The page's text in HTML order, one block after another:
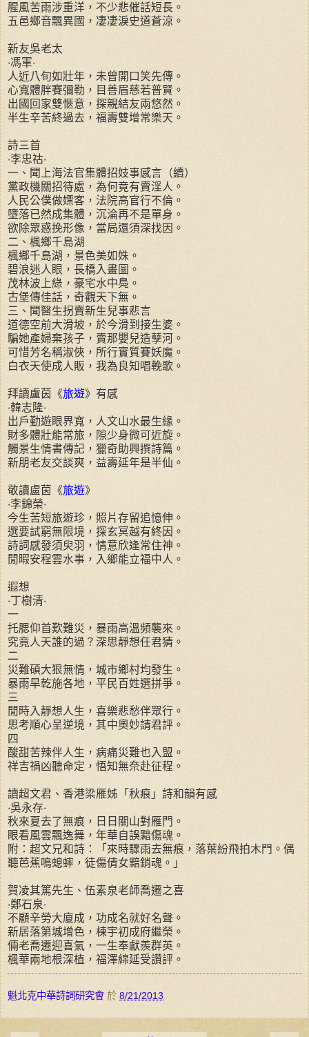
腥風苦雨涉重洋，不少悲催話短長。
五邑鄉音飄異國，凄凄淚史道蒼涼。
新友吳老太
‧馮軍‧
人近八旬如壯年，未曾開口笑先傳。
心寬體胖賽彌勒，目善眉慈若普賢。
出國回家雙愜意，探親結友兩悠然。
半生辛苦終過去，福壽雙增常樂天。
詩三首
‧李忠祜‧
一、聞上海法官集體招妓事感言（續）
黨政機關招待處，為何竟有賣淫人。
人民公僕做嫖客，法院高官行不倫。
墮落已然成集體，沉淪再不是單身。
欲除眾惑挽形像，當局還須深找因。
二、楓鄉千島湖
楓鄉千島湖，景色美如姝。
碧浪迷人眼，長橋入畫圖。
茂林波上綠，豪宅水中鳧。
古堡傳佳話，奇觀天下無。
三、聞醫生拐賣新生兒事悲言
道德空前大滑坡，於今滑到接生婆。
騙她產婦棄孩子，賣那嬰兒造孽河。
可惜芳名稱淑俠，所行實質賽妖魔。
白衣天使成人販，我為良知唱輓歌。
拜讀盧茵《旅遊》有感
‧韓志隆‧
出戶勤遊眼界寬，人文山水最生緣。
財多體壯能常旅，隙少身微可近旋。
觸景生情書傳記，獵奇助興撰詩篇。
新朋老友交談爽，益壽延年是半仙。
敬讀盧茵《旅遊》
‧李錦榮‧
今生苦短旅遊珍，照片存留追憶伸。
選要試窮無限境，探玄冥越有終因。
詩詞感發須臾羽，情意欣逢常住神。
閒暇安程雲水事，入鄉能立福中人。
遐想
‧丁樹清‧
一
托腮仰首歎難災，暴雨高溫頻襲來。
究竟人天誰的過？深思靜想任君猜。
二
災難碩大狠無情，城市鄉村均發生。
暴雨旱乾施各地，平民百姓選拼爭。
三
閒時入靜想人生，喜樂悲愁伴眾行。
思考順心呈逆境，其中奧妙請君評。
四
酸甜苦辣伴人生，病痛災難也入盟。
祥吉禍凶聽命定，悟知無奈赴征程。
讀超文君、香港梁雁姊「秋痕」詩和韻有感
‧吳永存‧
秋來夏去了無痕，日日關山對雁門。
眼看風雲飄逸舞，年華自誤黯傷魂。
附：超文兄和詩：「來時驟雨去無痕，落葉紛飛拍木門。偶
聽芭蕉鳴螅蟀，徒傷倩女黯銷魂。」
賀凌其篤先生、伍素泉老師喬遷之喜
‧鄭石泉‧
不顧辛勞大廈成，功成名就好名聲。
新居落第城增色，棟宇初成府繼榮。
倆老喬遷迎喜氣，一生奉獻羨群英。
楓華兩地根深植，福澤綿延受讚評。
魁北克中華詩詞研究會 於 8/21/2013